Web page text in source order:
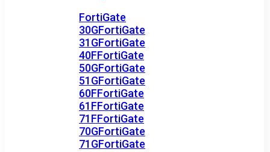
FortiGate
30GFortiGate
31GFortiGate
40FFortiGate
50GFortiGate
51GFortiGate
60FFortiGate
61FFortiGate
71FFortiGate
70GFortiGate
71GFortiGate